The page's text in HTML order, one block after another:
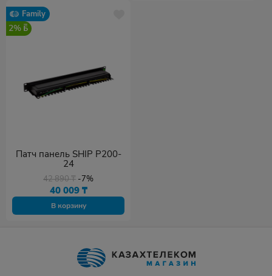
Family
2%
Патч панель SHIP P200-
24
42 890₸ -7%
40 009 ₸
В корзину